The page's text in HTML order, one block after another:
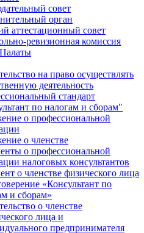
совет
орган
аттестационный совет
ревизионная комиссия
на право осуществлять
деятельность
стандарт
по налогам и сборам"
о профессиональной
о членстве
о профессиональной
налоговых консультантов
о членстве физического лица
«Консультант по
и сборам»
о членстве
лица и
предпринимателя